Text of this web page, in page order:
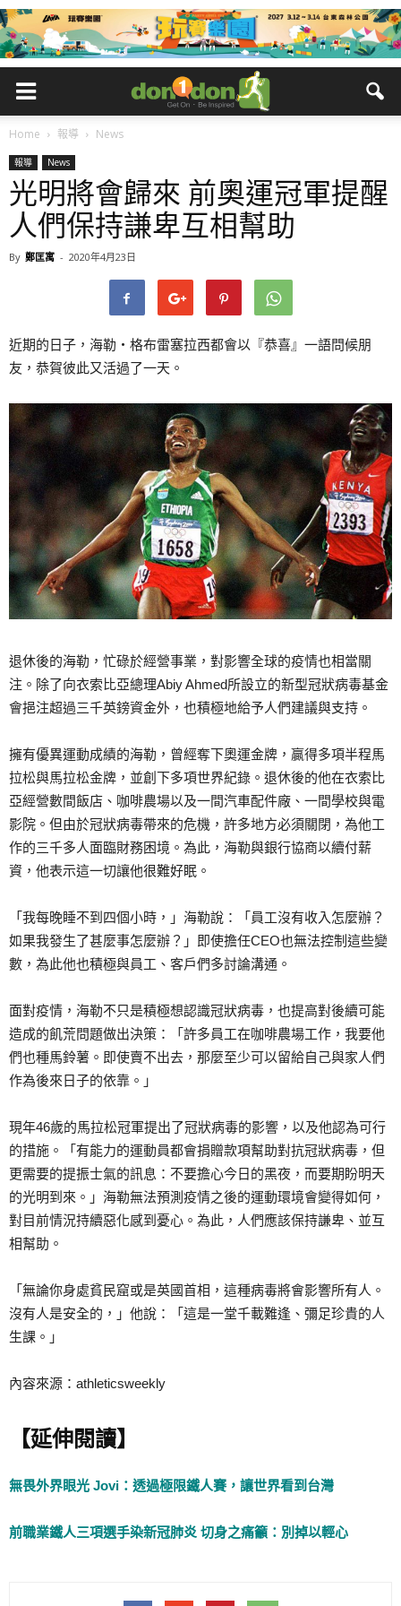
Home 報導 News
報導 News
光明將會歸來 前奧運冠軍提醒
人們保持謙卑互相幫助
By 鄭匡寓 - 2020年4月23日
近期的日子，海勒‧格布雷塞拉西都會以『恭喜』一語問候朋
友，恭賀彼此又活過了一天。
退休後的海勒，忙碌於經營事業，對影響全球的疫情也相當關
注。除了向衣索比亞總理Abiy Ahmed所設立的新型冠狀病毒基金
會挹注超過三千英鎊資金外，也積極地給予人們建議與支持。
擁有優異運動成績的海勒，曾經奪下奧運金牌，贏得多項半程馬
拉松與馬拉松金牌，並創下多項世界紀錄。退休後的他在衣索比
亞經營數間飯店、咖啡農場以及一間汽車配件廠、一間學校與電
影院。但由於冠狀病毒帶來的危機，許多地方必須關閉，為他工
作的三千多人面臨財務困境。為此，海勒與銀行協商以續付薪
資，他表示這一切讓他很難好眠。
「我每晚睡不到四個小時，」海勒說：「員工沒有收入怎麼辦？
如果我發生了甚麼事怎麼辦？」即使擔任CEO也無法控制這些變
數，為此他也積極與員工、客戶們多討論溝通。
面對疫情，海勒不只是積極想認識冠狀病毒，也提高對後續可能
造成的飢荒問題做出決策：「許多員工在咖啡農場工作，我要他
們也種馬鈴薯。即使賣不出去，那麼至少可以留給自己與家人們
作為後來日子的依靠。」
現年46歲的馬拉松冠軍提出了冠狀病毒的影響，以及他認為可行
的措施。「有能力的運動員都會捐贈款項幫助對抗冠狀病毒，但
更需要的提振士氣的訊息：不要擔心今日的黑夜，而要期盼明天
的光明到來。」海勒無法預測疫情之後的運動環境會變得如何，
對目前情況持續惡化感到憂心。為此，人們應該保持謙卑、並互
相幫助。
「無論你身處貧民窟或是英國首相，這種病毒將會影響所有人。
沒有人是安全的，」他說：「這是一堂千載難逢、彌足珍貴的人
生課。」
內容來源：athleticsweekly
【延伸閱讀】
無畏外界眼光 Jovi：透過極限鐵人賽，讓世界看到台灣
前職業鐵人三項選手染新冠肺炎 切身之痛籲：別掉以輕心